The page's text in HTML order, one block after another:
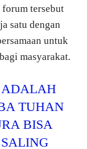
forum tersebut
satu dengan
untuk
masyarakat.
TUHAN
BISA